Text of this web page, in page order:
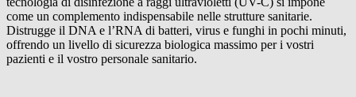
come un complemento indispensabile nelle strutture sanitarie.
Distrugge il DNA e l’RNA di batteri, virus e funghi in pochi minuti,
offrendo un livello di sicurezza biologica massimo per i vostri
pazienti e il vostro personale sanitario.